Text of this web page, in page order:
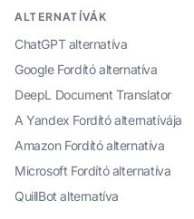
ALTERNATÍVÁK
ChatGPT alternatíva
Google Fordító alternatíva
DeepL Document Translator
A Yandex Fordító alternatívája
Amazon Fordító alternatíva
Microsoft Fordító alternatíva
QuillBot alternatíva